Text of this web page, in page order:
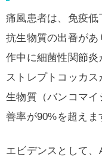
痛風患者は、免疫低
抗生物質の出番が
作中に細菌性関節
ストレプトコッカ
生物質（バンコマ
善率が90%を超えま
エビデンスとして